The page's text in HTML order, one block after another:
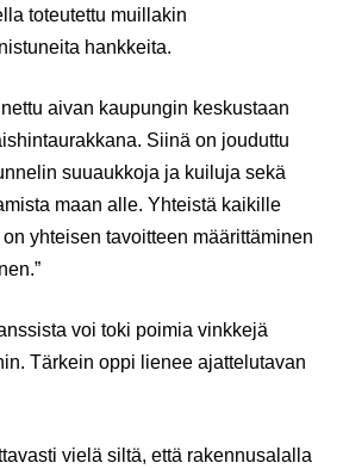
toteutettu muillakin
hankkeita.
aivan kaupungin keskustaan
Siinä on jouduttu
suuaukkoja ja kuiluja sekä
maan alle. Yhteistä kaikille
yhteisen tavoitteen määrittäminen
voi toki poimia vinkkejä
Tärkein oppi lienee ajattelutavan
vielä siltä, että rakennusalalla